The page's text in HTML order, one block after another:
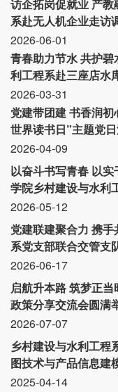
访企拓岗促就业 产
系赴无人机企业走访
2026-06-01
青春助力节水 共护
利工程系赴三座店水
2026-03-31
党建带团建 书香润
世界读书日”主题党
2026-04-09
以奋斗书写青春 以
学院乡村建设与水利
2026-05-12
党建联建聚合力 携
系党支部联合交管支
2026-06-17
启航升本路 筑梦正
政策分享交流会圆满
2026-07-07
乡村建设与水利工程
图技术与产品信息建
2025-04-14